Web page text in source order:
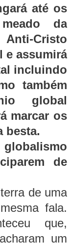
até os
da
Cristo
e assumirá
incluindo
também
global
marcar os
besta.
de
de uma
fala.
que,
um